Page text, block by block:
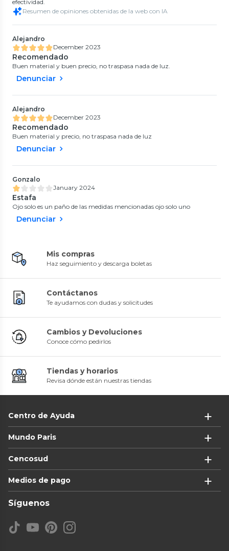
efectividad.
Resumen de opiniones obtenidas de la web con IA
Alejandro
December 2023
Recomendado
Buen material y buen precio, no traspasa nada de luz.
Denunciar
Alejandro
December 2023
Recomendado
Buen material y precio, no traspasa nada de luz
Denunciar
Gonzalo
January 2024
Estafa
Ojo solo es un paño de las medidas mencionadas ojo solo uno
Denunciar
Mis compras
Haz seguimiento y descarga boletas
Contáctanos
Te ayudamos con dudas y solicitudes
Cambios y Devoluciones
Conoce cómo pedirlos
Tiendas y horarios
Revisa dónde están nuestras tiendas
Centro de Ayuda
Mundo Paris
Cencosud
Medios de pago
Síguenos